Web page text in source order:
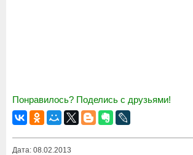
Понравилось? Поделись с друзьями!
Дата: 08.02.2013